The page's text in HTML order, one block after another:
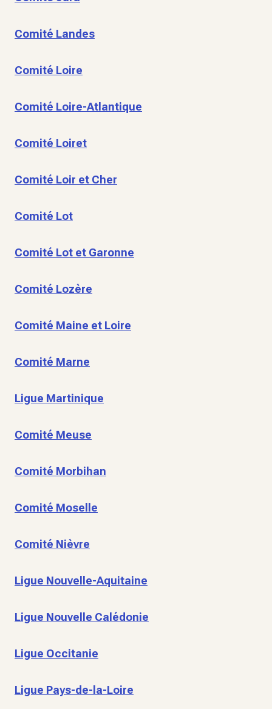
Comité Landes
Comité Loire
Comité Loire-Atlantique
Comité Loiret
Comité Loir et Cher
Comité Lot
Comité Lot et Garonne
Comité Lozère
Comité Maine et Loire
Comité Marne
Ligue Martinique
Comité Meuse
Comité Morbihan
Comité Moselle
Comité Nièvre
Ligue Nouvelle-Aquitaine
Ligue Nouvelle Calédonie
Ligue Occitanie
Ligue Pays-de-la-Loire